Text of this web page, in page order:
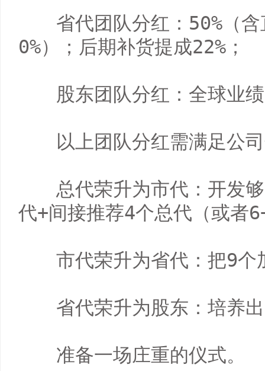
省代团队分红：50%（含
0%）；后期补货提成22%；
股东团队分红：全球业绩
以上团队分红需满足公司
总代荣升为市代：开发够
代+间接推荐4个总代（或
市代荣升为省代：把9个
省代荣升为股东：培养出
准备一场庄重的仪式。